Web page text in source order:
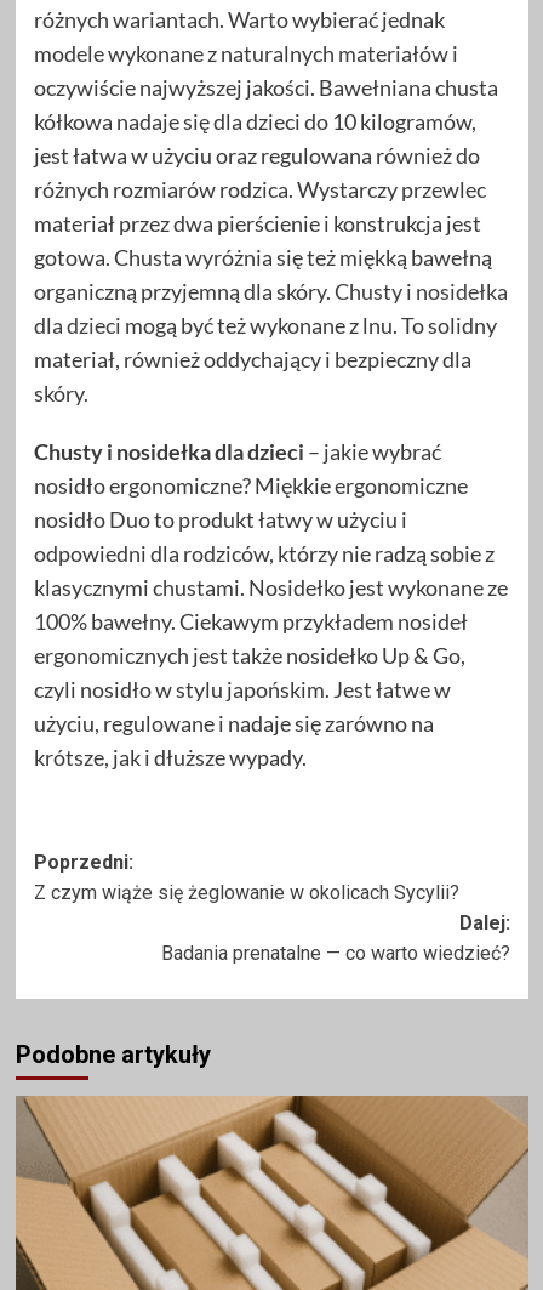
różnych wariantach. Warto wybierać jednak
modele wykonane z naturalnych materiałów i
oczywiście najwyższej jakości. Bawełniana chusta
kółkowa nadaje się dla dzieci do 10 kilogramów,
jest łatwa w użyciu oraz regulowana również do
różnych rozmiarów rodzica. Wystarczy przewlec
materiał przez dwa pierścienie i konstrukcja jest
gotowa. Chusta wyróżnia się też miękką bawełną
organiczną przyjemną dla skóry.Chusty i nosidełka
dla dzieci mogą być też wykonane z lnu. To solidny
materiał, również oddychający i bezpieczny dla
skóry.
Chusty i nosidełka dla dzieci – jakie wybrać
nosidło ergonomiczne? Miękkie ergonomiczne
nosidło Duo to produkt łatwy w użyciu i
odpowiedni dla rodziców, którzy nie radzą sobie z
klasycznymi chustami. Nosidełko jest wykonane ze
100% bawełny. Ciekawym przykładem nosideł
ergonomicznych jest także nosidełko Up & Go,
czyli nosidło w stylu japońskim. Jest łatwe w
użyciu, regulowane i nadaje się zarówno na
krótsze, jak i dłuższe wypady.
Zobacz
wpisy
Poprzedni:
Z czym wiąże się żeglowanie w okolicach Sycylii?
Dalej:
Badania prenatalne — co warto wiedzieć?
Podobne artykuły